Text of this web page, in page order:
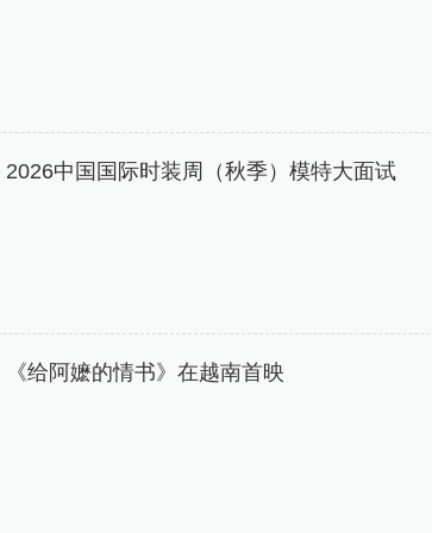
2026中国国际时装周（秋季）模特大面试
《给阿嬷的情书》在越南首映